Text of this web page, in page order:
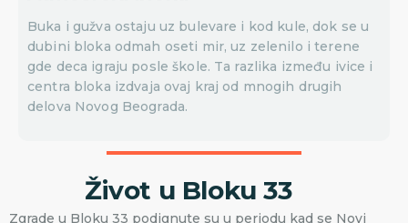
Buka i gužva ostaju uz bulevare i kod kule, dok se u
dubini bloka odmah oseti mir, uz zelenilo i terene
gde deca igraju posle škole. Ta razlika između ivice i
centra bloka izdvaja ovaj kraj od mnogih drugih
delova Novog Beograda.
Život u Bloku 33
Zgrade u Bloku 33 podignute su u periodu kad se Novi